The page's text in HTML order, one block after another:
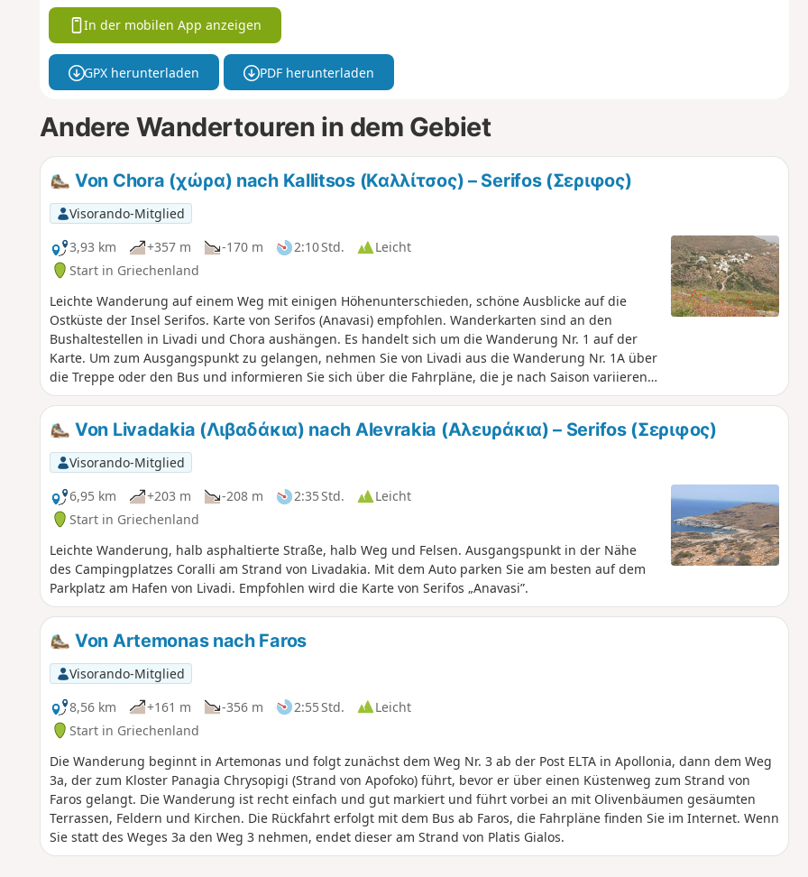
In der mobilen App anzeigen
GPX herunterladen PDF herunterladen
Andere Wandertouren in dem Gebiet
Von Chora (χώρα) nach Kallitsos (Καλλίτσος) – Serifos (Σεριφος)
Visorando-Mitglied
3,93 km
+357 m -170 m 2:10 Std.
Leicht
Start in Griechenland
Leichte Wanderung auf einem Weg mit einigen Höhenunterschieden, schöne Ausblicke auf die
Ostküste der Insel Serifos. Karte von Serifos (Anavasi) empfohlen. Wanderkarten sind an den
Bushaltestellen in Livadi und Chora aushängen. Es handelt sich um die Wanderung Nr. 1 auf der
Karte. Um zum Ausgangspunkt zu gelangen, nehmen Sie von Livadi aus die Wanderung Nr. 1A über
die Treppe oder den Bus und informieren Sie sich über die Fahrpläne, die je nach Saison variieren.
Parkplätze gibt es in der Nähe der Bushaltestelle in Chora. Die Rückfahrt kann zu Fuß auf dem
erfolgen. (außerhalb der Saison 2/Tag 7:15 und 15:00 Uhr)
Von Livadakia (Λιβαδάκια) nach Alevrakia (Αλευράκια) – Serifos (Σεριφος)
Visorando-Mitglied
6,95 km
+203 m -208 m 2:35 Std.
Leicht
Start in Griechenland
Leichte Wanderung, halb asphaltierte Straße, halb Weg und Felsen. Ausgangspunkt in der Nähe
des Campingplatzes Coralli am Strand von Livadakia. Mit dem Auto parken Sie am besten auf dem
Parkplatz am Hafen von Livadi. Empfohlen wird die Karte von Serifos „Anavasi”.
Von Artemonas nach Faros
Visorando-Mitglied
8,56 km
+161 m -356 m 2:55 Std.
Leicht
Start in Griechenland
Die Wanderung beginnt in Artemonas und folgt zunächst dem Weg Nr. 3 ab der Post ELTA in Apollonia, dann dem Weg
3a, der zum Kloster Panagia Chrysopigi (Strand von Apofoko) führt, bevor er über einen Küstenweg zum Strand von
Faros gelangt. Die Wanderung ist recht einfach und gut markiert und führt vorbei an mit Olivenbäumen gesäumten
Terrassen, Feldern und Kirchen. Die Rückfahrt erfolgt mit dem Bus ab Faros, die Fahrpläne finden Sie im Internet. Wenn
Sie statt des Weges 3a den Weg 3 nehmen, endet dieser am Strand von Platis Gialos.